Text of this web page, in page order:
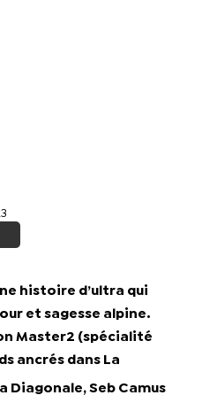
histoire d’ultra qui
et sagesse alpine.
Master2 (spécialité
ancrés dans La
Diagonale, Seb Camus